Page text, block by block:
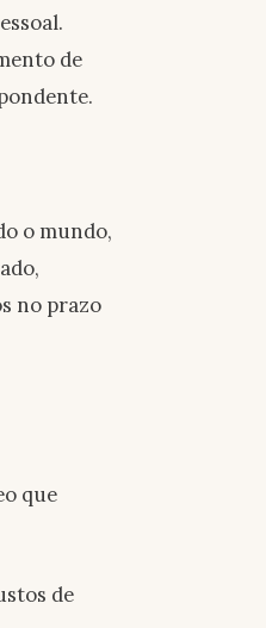
de
o mundo,
no prazo
que
de